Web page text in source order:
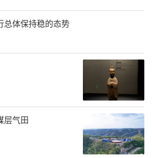
的陶案（资料照片）。陕西省考古研究院
省考古研究院获悉：该院在咸
道瓦刘村发掘了一处东汉时
纪年墓，出土了带有明确纪年
（瓶），为瓦刘墓地及关中地
的分期断代提供了可靠标尺，
汉代墓葬序列的重要缺环。
总体保持稳的态势
层气田